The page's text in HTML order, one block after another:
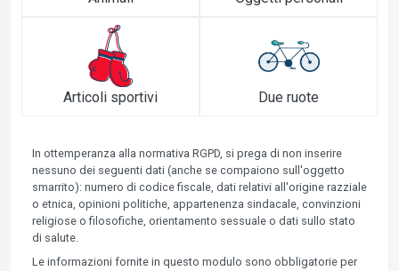
Articoli sportivi Due ruote
In ottemperanza alla normativa RGPD, si prega di non inserire
nessuno dei seguenti dati (anche se compaiono sull'oggetto
smarrito): numero di codice fiscale, dati relativi all'origine razziale
o etnica, opinioni politiche, appartenenza sindacale, convinzioni
religiose o filosofiche, orientamento sessuale o dati sullo stato
di salute.
Le informazioni fornite in questo modulo sono obbligatorie per